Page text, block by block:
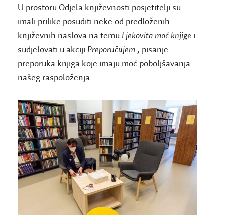
U prostoru Odjela književnosti posjetitelji su
imali prilike posuditi neke od predloženih
književnih naslova na temu Ljekovita moć knjige i
sudjelovati u akciji Preporučujem., pisanje
preporuka knjiga koje imaju moć poboljšavanja
našeg raspoloženja.